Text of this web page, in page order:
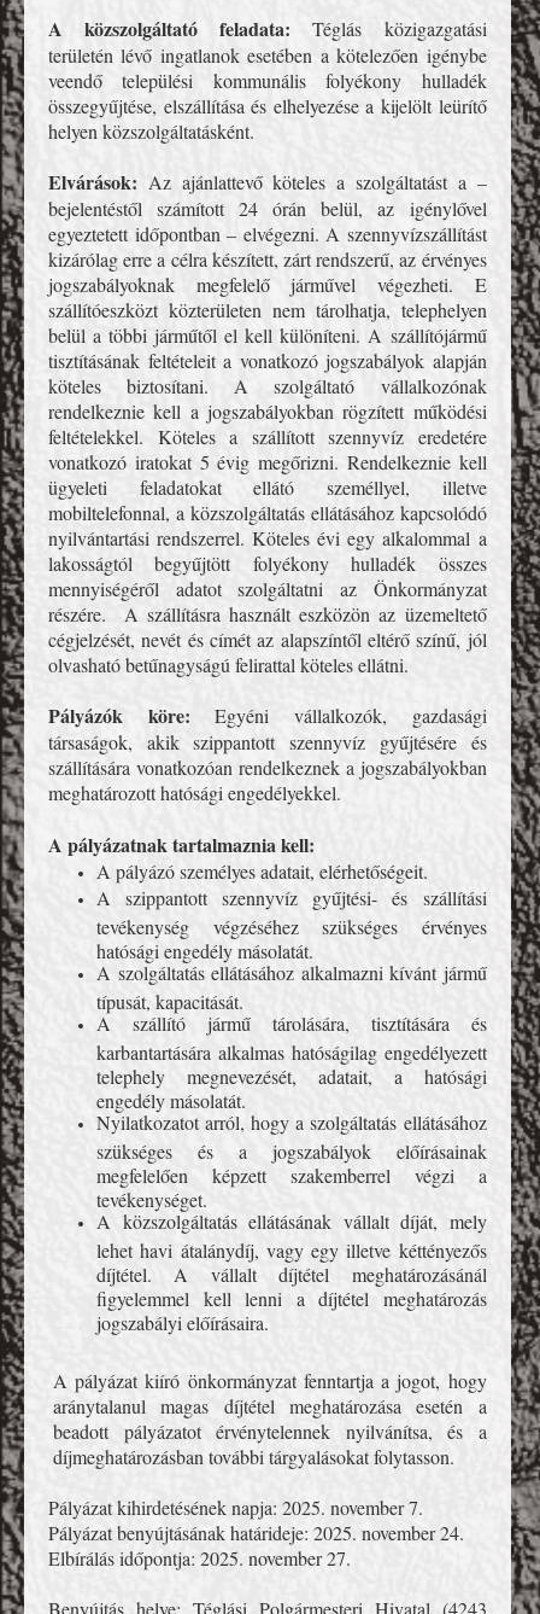
A közszolgáltató feladata: Téglás közigazgatási
területén lévő ingatlanok esetében a kötelezően igénybe
veendő települési kommunális folyékony hulladék
összegyűjtése, elszállítása és elhelyezése a kijelölt leürítő
helyen közszolgáltatásként.
Elvárások: Az ajánlattevő köteles a szolgáltatást a –
bejelentéstől számított 24 órán belül, az igénylővel
egyeztetett időpontban – elvégezni. A szennyvízszállítást
kizárólag erre a célra készített, zárt rendszerű, az érvényes
jogszabályoknak megfelelő járművel végezheti. E
szállítóeszközt közterületen nem tárolhatja, telephelyen
belül a többi járműtől el kell különíteni. A szállítójármű
tisztításának feltételeit a vonatkozó jogszabályok alapján
köteles biztosítani. A szolgáltató vállalkozónak
rendelkeznie kell a jogszabályokban rögzített működési
feltételekkel. Köteles a szállított szennyvíz eredetére
vonatkozó iratokat 5 évig megőrizni. Rendelkeznie kell
ügyeleti feladatokat ellátó személlyel, illetve
mobiltelefonnal, a közszolgáltatás ellátásához kapcsolódó
nyilvántartási rendszerrel. Köteles évi egy alkalommal a
lakosságtól begyűjtött folyékony hulladék összes
mennyiségéről adatot szolgáltatni az Önkormányzat
részére. A szállításra használt eszközön az üzemeltető
cégjelzését, nevét és címét az alapszíntől eltérő színű, jól
olvasható betűnagyságú felirattal köteles ellátni.
Pályázók köre: Egyéni vállalkozók, gazdasági
társaságok, akik szippantott szennyvíz gyűjtésére és
szállítására vonatkozóan rendelkeznek a jogszabályokban
meghatározott hatósági engedélyekkel.
A pályázatnak tartalmaznia kell:
A pályázó személyes adatait, elérhetőségeit.
A szippantott szennyvíz gyűjtési- és szállítási
tevékenység végzéséhez szükséges érvényes
hatósági engedély másolatát.
A szolgáltatás ellátásához alkalmazni kívánt jármű
típusát, kapacitását.
A szállító jármű tárolására, tisztítására és
karbantartására alkalmas hatóságilag engedélyezett
telephely megnevezését, adatait, a hatósági
engedély másolatát.
Nyilatkozatot arról, hogy a szolgáltatás ellátásához
szükséges és a jogszabályok előírásainak
megfelelően képzett szakemberrel végzi a
tevékenységet.
A közszolgáltatás ellátásának vállalt díját, mely
lehet havi átalánydíj, vagy egy illetve kéttényezős
díjtétel. A vállalt díjtétel meghatározásánál
figyelemmel kell lenni a díjtétel meghatározás
jogszabályi előírásaira.
A pályázat kiíró önkormányzat fenntartja a jogot, hogy
aránytalanul magas díjtétel meghatározása esetén a
beadott pályázatot érvénytelennek nyilvánítsa, és a
díjmeghatározásban további tárgyalásokat folytasson.
Pályázat kihirdetésének napja: 2025. november 7.
Pályázat benyújtásának határideje: 2025. november 24.
Elbírálás időpontja: 2025. november 27.
Benyújtás helye: Téglási Polgármesteri Hivatal (4243